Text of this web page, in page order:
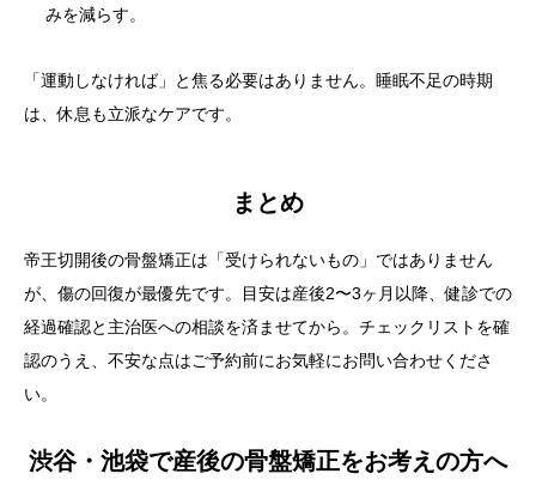
みを減らす。
「運動しなければ」と焦る必要はありません。睡眠不足の時期
は、休息も立派なケアです。
まとめ
帝王切開後の骨盤矯正は「受けられないもの」ではありません
が、傷の回復が最優先です。目安は産後2〜3ヶ月以降、健診での
経過確認と主治医への相談を済ませてから。チェックリストを確
認のうえ、不安な点はご予約前にお気軽にお問い合わせくださ
い。
渋谷・池袋で産後の骨盤矯正をお考えの方へ